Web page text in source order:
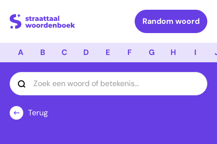
Logo Straattaal Woordenboek
Random woord
A B C D E F G H I
Terug